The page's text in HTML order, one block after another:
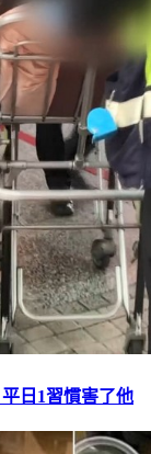
日1習慣害了他